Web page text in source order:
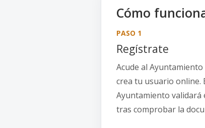
Cómo
PASO 1
Regístrate
Acude al
crea tu usuario online.
Ayuntamiento validará
tras comprobar la